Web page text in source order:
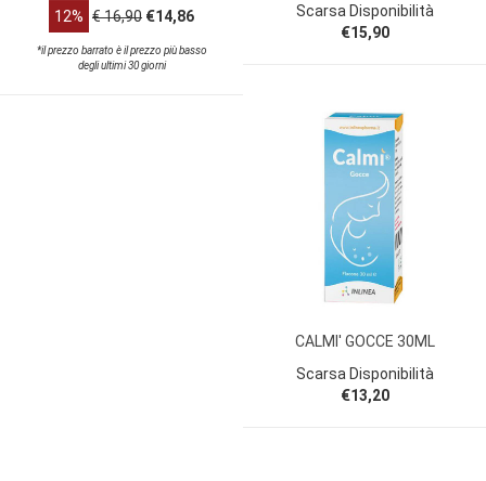
12% € 16,90 €14,86
*il prezzo barrato è il prezzo più basso
degli ultimi 30 giorni
Scarsa Disponibilità
€15,90
CALMI' GOCCE 30ML
Scarsa Disponibilità
€13,20